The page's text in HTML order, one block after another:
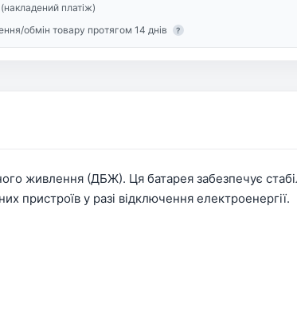
платіж)
обмін товару протягом 14 днів
?
живлення (ДБЖ). Ця батарея забезпечує
пристроїв у разі відключення електроенергії.